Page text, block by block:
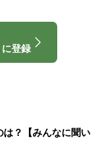
登録
は？【みんなに聞い